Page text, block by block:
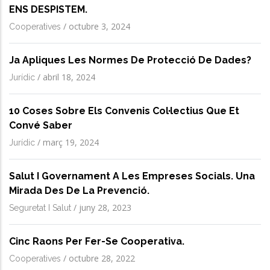
ENS DESPISTEM.
Cooperatives / octubre 3, 2024
Ja Apliques Les Normes De Protecció De Dades?
Jurídic / abril 18, 2024
10 Coses Sobre Els Convenis Col·lectius Que Et
Convé Saber
Jurídic / març 19, 2024
Salut I Governament A Les Empreses Socials. Una
Mirada Des De La Prevenció.
Seguretat I Salut / juny 28, 2023
Cinc Raons Per Fer-Se Cooperativa.
Cooperatives / octubre 28, 2022